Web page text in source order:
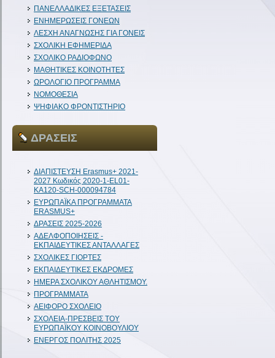
ΠΑΝΕΛΛΑΔΙΚΕΣ ΕΞΕΤΑΣΕΙΣ
ΕΝΗΜΕΡΩΣΕΙΣ ΓΟΝΕΩΝ
ΛΕΣΧΗ ΑΝΑΓΝΩΣΗΣ ΓΙΑ ΓΟΝΕΙΣ
ΣΧΟΛΙΚΗ ΕΦΗΜΕΡΙΔΑ
ΣΧΟΛΙΚΟ ΡΑΔΙΟΦΩΝΟ
ΜΑΘΗΤΙΚΕΣ ΚΟΙΝΟΤΗΤΕΣ
ΩΡΟΛΟΓΙΟ ΠΡΟΓΡΑΜΜΑ
ΝΟΜΟΘΕΣΙΑ
ΨΗΦΙΑΚΟ ΦΡΟΝΤΙΣΤΗΡΙΟ
ΔΡΑΣΕΙΣ
ΔIAΠΙΣΤΕΥΣΗ Erasmus+ 2021-
2027 Κωδικός 2020-1-EL01-
KA120-SCH-000094784
ΕΥΡΩΠΑΪΚΑ ΠΡΟΓΡΑΜΜΑΤΑ
ERASMUS+
ΔΡΑΣΕΙΣ 2025-2026
ΑΔΕΛΦΟΠΟΙΗΣΕΙΣ -
ΕΚΠΑΙΔΕΥΤΙΚΕΣ ΑΝΤΑΛΛΑΓΕΣ
ΣΧΟΛΙΚΕΣ ΓΙΟΡΤΕΣ
ΕΚΠΑΙΔΕΥΤΙΚΕΣ ΕΚΔΡΟΜΕΣ
ΗΜΕΡΑ ΣΧΟΛΙΚΟΥ ΑΘΛΗΤΙΣΜΟΥ.
ΠΡΟΓΡΑΜΜΑΤΑ
ΑΕΙΦΟΡΟ ΣΧΟΛΕΙΟ
ΣΧΟΛΕΙΑ-ΠΡΕΣΒΕΙΣ ΤΟΥ
ΕΥΡΩΠΑΪΚΟΥ ΚΟΙΝΟΒΟΥΛΙΟΥ
ΕΝΕΡΓΟΣ ΠΟΛΙΤΗΣ 2025